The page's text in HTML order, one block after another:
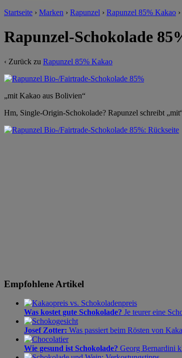
Startseite › Marken › Rapunzel › Rapunzel 85% Kakao ›
Rapunzel-Schokolade
‹ Zurück zu Rapunzel 85% Kakao
„mit Kakao aus Bolivien“
Hm, Single-Origin-Schokolade? Rapunzel schreibt
Empfohlene Artikel
Was kostet gute Schokolade? Je teurer eine
Josef Zotter: Was passiert beim Rösten von
Wie gesund ist Schokolade? Georg Bernardini